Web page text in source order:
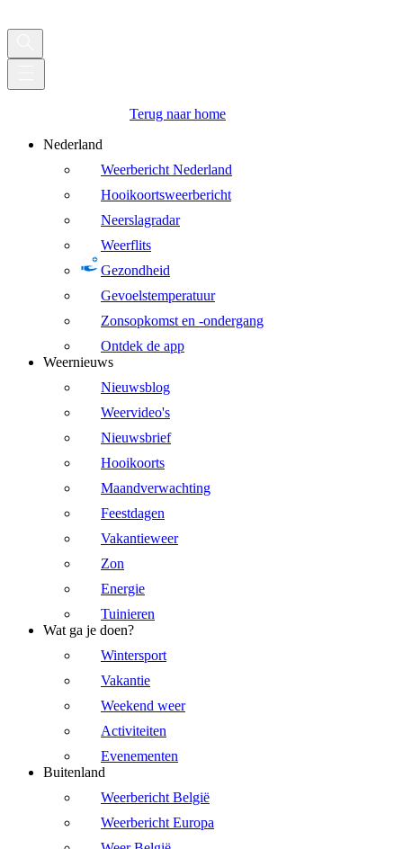
Terug naar home
Nederland
Weerbericht Nederland
Hooikoortsweerbericht
Neerslagradar
Weerflits
Gezondheid
Gevoelstemperatuur
Zonsopkomst en -ondergang
Ontdek de app
Weernieuws
Nieuwsblog
Weervideo's
Nieuwsbrief
Hooikoorts
Maandverwachting
Feestdagen
Vakantieweer
Zon
Energie
Tuinieren
Wat ga je doen?
Wintersport
Vakantie
Weekend weer
Activiteiten
Evenementen
Buitenland
Weerbericht België
Weerbericht Europa